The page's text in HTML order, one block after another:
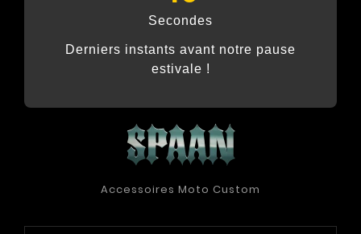
Secondes
Derniers instants avant notre pause
estivale !
Accessoires Moto Custom